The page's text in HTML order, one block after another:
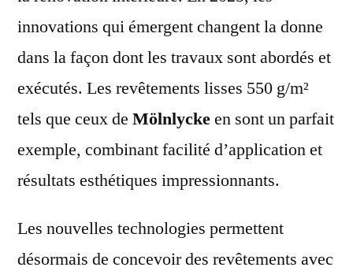
innovations qui émergent changent la donne
dans la façon dont les travaux sont abordés et
exécutés. Les revêtements lisses 550 g/m²
tels que ceux de Mölnlyckeen sont un parfait
exemple, combinant facilité d’application et
résultats esthétiques impressionnants.
Les nouvelles technologies permettent
désormais de concevoir des revêtements avec